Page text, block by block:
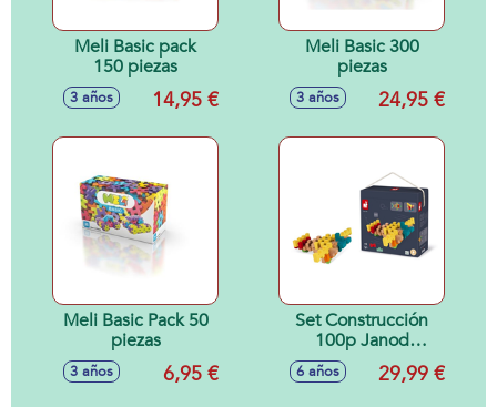
Meli Basic pack
150 piezas
3 años 14,95 €
Meli Basic 300
piezas
3 años 24,95 €
Meli Basic Pack 50
piezas
3 años 6,95 €
Set Construcción
100p Janod
madera
6 años 29,99 €